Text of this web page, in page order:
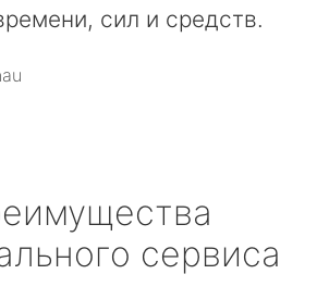
сил и средств.
сервиса